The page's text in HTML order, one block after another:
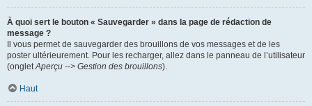
À quoi sert le bouton « Sauvegarder » dans la page de rédaction de
message ?
Il vous permet de sauvegarder des brouillons de vos messages et de les
poster ultérieurement. Pour les recharger, allez dans le panneau de l’utilisateur
(ongletAperçu --> Gestion des brouillons).
Haut